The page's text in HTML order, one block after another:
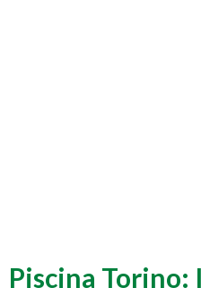
Piscina